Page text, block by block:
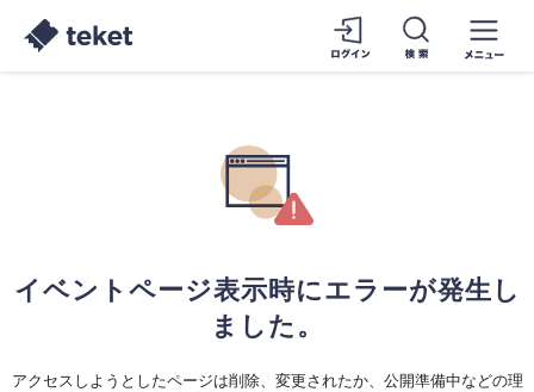
イベントページ表示時にエラーが発生し
ました。
アクセスしようとしたページは削除、変更されたか、公開準備中などの理